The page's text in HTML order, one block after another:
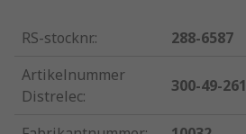
RS-stocknr.:
288-6587
Artikelnummer
Distrelec:
300-49-261